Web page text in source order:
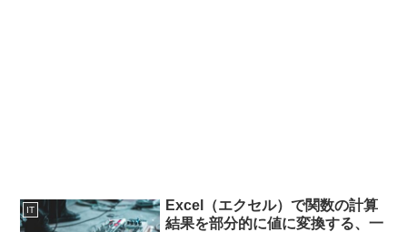
IT
Excel（エクセル）で関数の計算
結果を部分的に値に変換する、一